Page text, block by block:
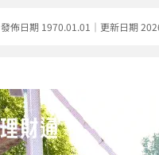
發佈日期 1970.01.01｜更新日期